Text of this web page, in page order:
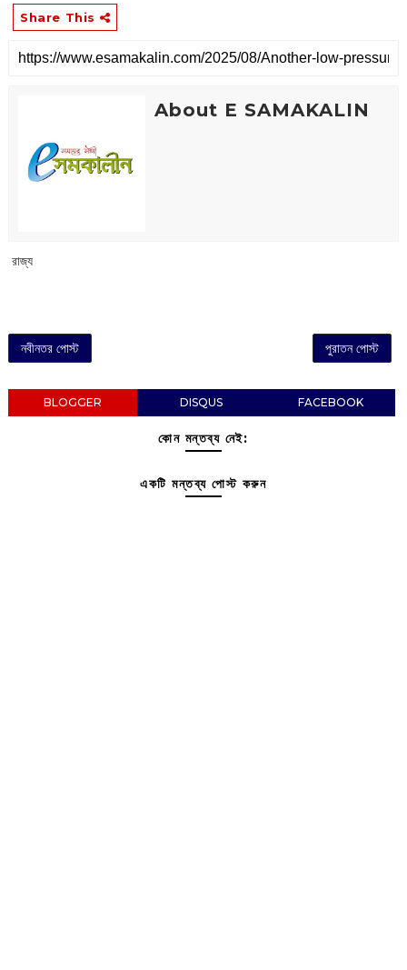
Share This
About E SAMAKALIN
‌ রাজ্য
নবীনতর পোস্ট পুরাতন পোস্ট
BLOGGER DISQUS FACEBOOK
কোন মন্তব্য নেই:
একটি মন্তব্য পোস্ট করুন